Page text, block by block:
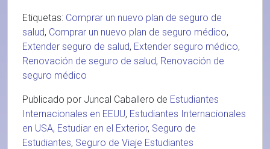
Etiquetas: Comprar un nuevo plan de seguro de
salud, Comprar un nuevo plan de seguro médico,
Extender seguro de salud, Extender seguro médico,
Renovación de seguro de salud, Renovación de
seguro médico
Publicado por Juncal Caballero de Estudiantes
Internacionales en EEUU, Estudiantes Internacionales
en USA, Estudiar en el Exterior, Seguro de
Estudiantes, Seguro de Viaje Estudiantes